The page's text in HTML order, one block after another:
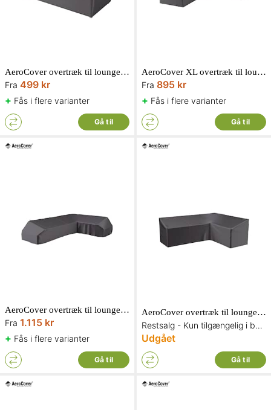
AeroCover overtræk til loungebænk
Fra 499 kr
+ Fås i flere varianter
Gå til
AeroCover XL overtræk til loungesæt L-form
Fra 895 kr
+ Fås i flere varianter
Gå til
AeroCover overtræk til loungesæt L-form højre
Fra 1.115 kr
+ Fås i flere varianter
Gå til
AeroCover overtræk til loungesæt L-form højre 270x210x85xH65/90 cm
Restsalg - Kun tilgængelig i begrænset antal og så længe lager haves
Udgået
Gå til